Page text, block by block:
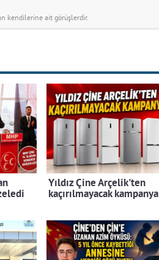
kendilerine ait görüşlerdir.
Yıldız Çine Arçelik'ten
kaçırılmayacak kampanya